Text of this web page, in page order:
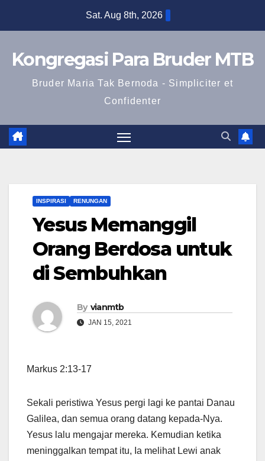
Sat. Aug 8th, 2026
Kongregasi Para Bruder MTB
Bruder Maria Tak Bernoda - Simpliciter et
Confidenter
INSPIRASI RENUNGAN
Yesus Memanggil
Orang Berdosa untuk
di Sembuhkan
By vianmtb
JAN 15, 2021
Markus 2:13-17
Sekali peristiwa Yesus pergi lagi ke pantai Danau
Galilea, dan semua orang datang kepada-Nya.
Yesus lalu mengajar mereka. Kemudian ketika
meninggalkan tempat itu, Ia melihat Lewi anak